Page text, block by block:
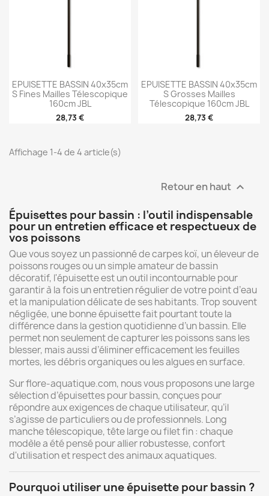
EPUISETTE BASSIN 40x35cm
S Fines Mailles Télescopique
160cm JBL
28,73 €
EPUISETTE BASSIN 40x35cm
S Grosses Mailles
Télescopique 160cm JBL
28,73 €
Affichage 1-4 de 4 article(s)
Retour en haut 
Épuisettes pour bassin : l’outil indispensable
pour un entretien efficaceet respectueux de
vos poissons
Quevoussoyez unpassionnédecarpeskoï, unéleveurde
poissonsrougesouunsimpleamateurdebassin
décoratif, l'épuisetteestunoutilincontournablepour
garantirà lafoisunentretienrégulierdevotrepointd’eau
etla manipulationdélicatedeseshabitants.Trop souvent
négligée, unebonneépuisettefaitpourtanttoutela
différencedanslagestionquotidienned’unbassin. Elle
permetnonseulementdecapturerlespoissonssansles
blesser, maisaussid’éliminerefficacementlesfeuilles
mortes, lesdébrisorganiquesoulesalguesensurface.
Surflore-aquatique.com, nousvousproposonsunelarge
sélectiond’épuisettespourbassin,conçuespour
répondreauxexigencesdechaqueutilisateur,qu’il
s’agissedeparticuliersoudeprofessionnels. Long
manchetélescopique,têtelargeoufiletfin : chaque
modèleaétépensépourallierrobustesse,confort
d'utilisationetrespectdesanimauxaquatiques.
Pourquoi utiliser uneépuisette pour bassin ?